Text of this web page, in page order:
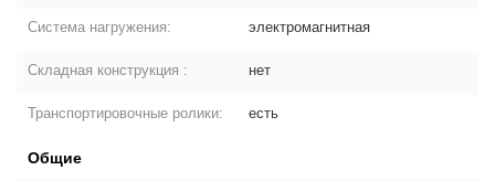
Система нагружения: электромагнитная
Складная конструкция : нет
Транспортировочные ролики: есть
Общие